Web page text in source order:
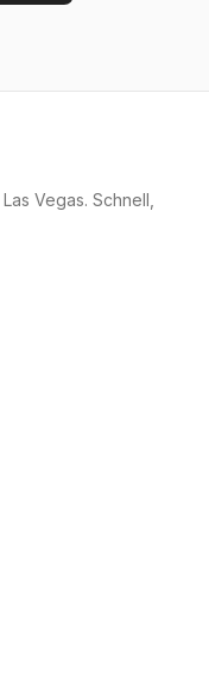
Vegas. Schnell,